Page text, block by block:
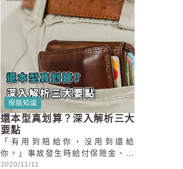
保險知識
還本型真划算？深入解析三大
要點
「有用到賠給你，沒用到還給
你。」事故發生時給付保險金、事
故未發生連本帶利返還保費，有這
2020/11/11